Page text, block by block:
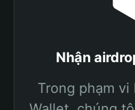
Nhận
Trong phạm